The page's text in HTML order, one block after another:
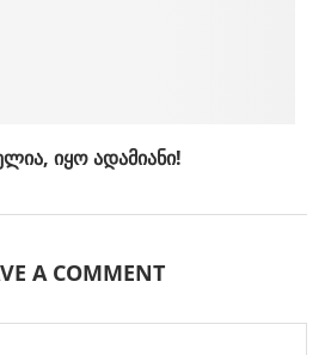
იყო ადამიანი!
A COMMENT